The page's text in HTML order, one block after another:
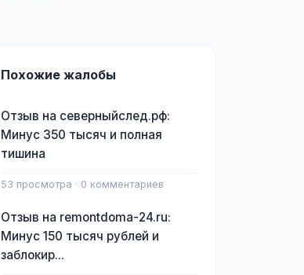
Похожие жалобы
Отзыв на северныйслед.рф:
Минус 350 тысяч и полная
тишина
53 просмотра · 0 комментариев
Отзыв на remontdoma-24.ru:
Минус 150 тысяч рублей и
заблокир...